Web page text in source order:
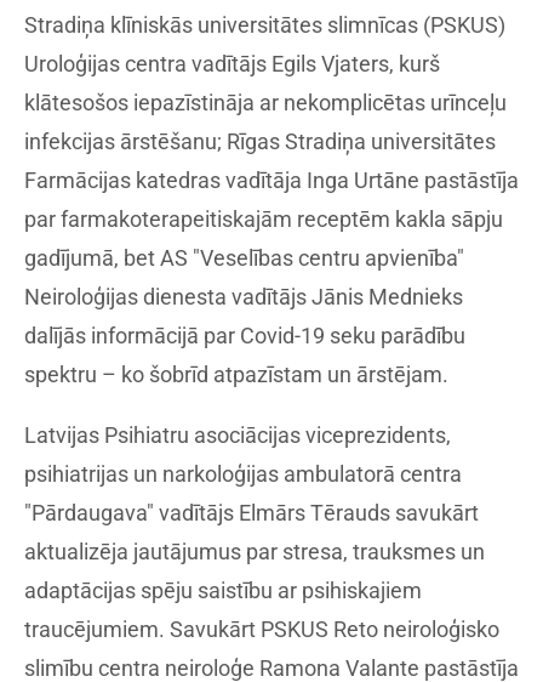
Stradiņa klīniskās universitātes slimnīcas (PSKUS)
Uroloģijas centra vadītājs Egils Vjaters, kurš
klātesošos iepazīstināja ar nekomplicētas urīnceļu
infekcijas ārstēšanu; Rīgas Stradiņa universitātes
Farmācijas katedras vadītāja Inga Urtāne pastāstīja
par farmakoterapeitiskajām receptēm kakla sāpju
gadījumā, bet AS "Veselības centru apvienība"
Neiroloģijas dienesta vadītājs Jānis Mednieks
dalījās informācijā par Covid-19 seku parādību
spektru – ko šobrīd atpazīstam un ārstējam.
Latvijas Psihiatru asociācijas viceprezidents,
psihiatrijas un narkoloģijas ambulatorā centra
"Pārdaugava" vadītājs Elmārs Tērauds savukārt
aktualizēja jautājumus par stresa, trauksmes un
adaptācijas spēju saistību ar psihiskajiem
traucējumiem. Savukārt PSKUS Reto neiroloģisko
slimību centra neiroloģe Ramona Valante pastāstīja